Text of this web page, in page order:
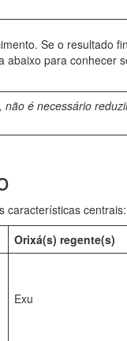
Se o resultado
abaixo para conhecer
é necessário
características centrais:
Orixá(s) regente(s)
Exu